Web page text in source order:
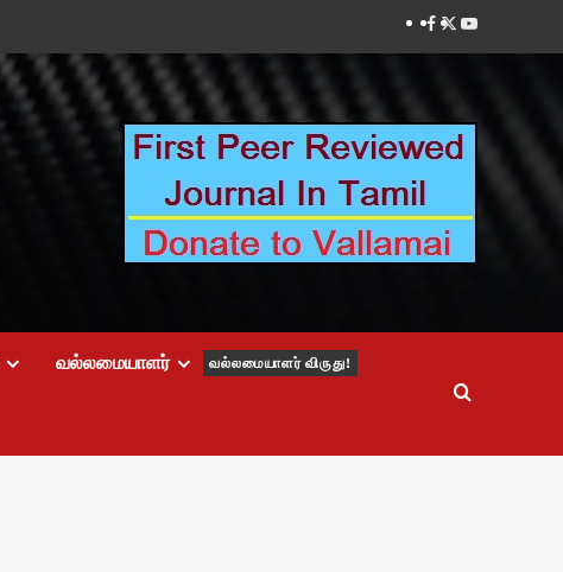
Facebook
TwitterYoutube
வல்லமையாளர் வல்லமையாளர் விருது!